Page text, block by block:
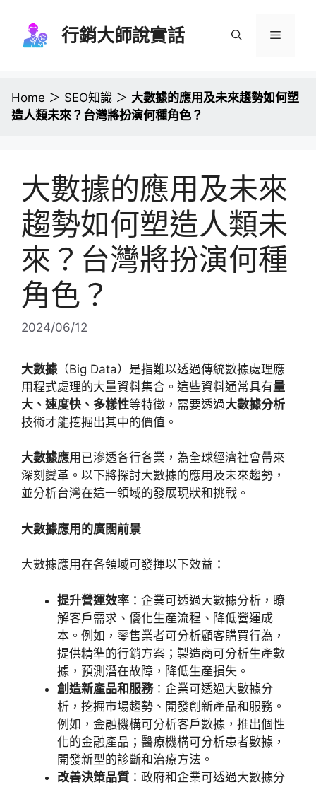
行銷大師說實話 選
Home ＞ SEO知識 ＞ 大數據的應用及未來趨勢如何塑
造人類未來？台灣將扮演何種角色？
大數據的應用及未來
趨勢如何塑造人類未
來？台灣將扮演何種
角色？
2024/06/12
大數據 （Big Data）是指難以透過傳統數據處理應
用程式處理的大量資料集合。這些資料通常具有量
大、速度快、多樣性等特徵，需要透過大數據分析
技術才能挖掘出其中的價值。
大數據應用 已滲透各行各業，為全球經濟社會帶來
深刻變革。以下將探討大數據的應用及未來趨勢，
並分析台灣在這一領域的發展現狀和挑戰。
大數據應用的廣闊前景
大數據應用在各領域可發揮以下效益：
提升營運效率 ：企業可透過大數據分析，瞭
解客戶需求、優化生產流程、降低營運成
本。例如，零售業者可分析顧客購買行為，
提供精準的行銷方案；製造商可分析生產數
據，預測潛在故障，降低生產損失。
創造新產品和服務：企業可透過大數據分
析，挖掘市場趨勢、開發創新產品和服務。
例如，金融機構可分析客戶數據，推出個性
化的金融產品；醫療機構可分析患者數據，
開發新型的診斷和治療方法。
改善決策品質 ：政府和企業可透過大數據分